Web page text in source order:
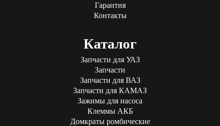
Гарантия
Контакты
Каталог
Запчасти для УАЗ
Запчасти
Запчасти для ВАЗ
Запчасти для КАМАЗ
Зажимы для насоса
Клеммы АКБ
Домкраты ромбические